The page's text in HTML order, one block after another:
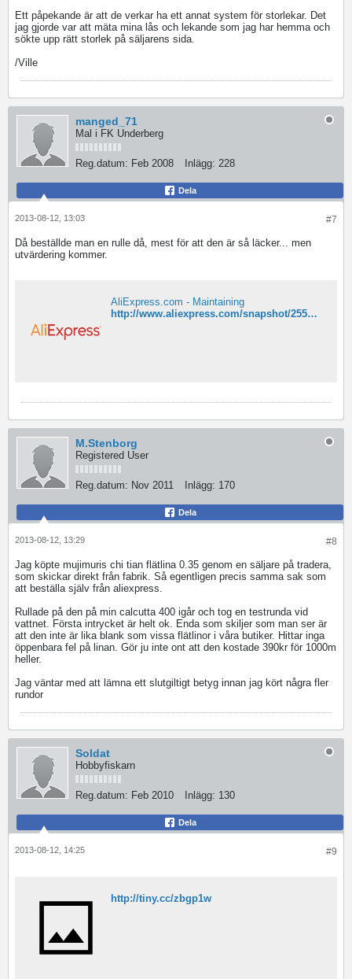
Ett påpekande är att de verkar ha ett annat system för storlekar. Det
jag gjorde var att mäta mina lås och lekande som jag har hemma och
sökte upp rätt storlek på säljarens sida.
/Ville
manged_71
Mal i FK Underberg
Reg.datum: Feb 2008 Inlägg: 228
Dela
#7
2013-08-12, 13:03
Då beställde man en rulle då, mest för att den är så läcker... men
utvärdering kommer.
AliExpress.com - Maintaining
http://www.aliexpress.com/snapshot/255160989.html
M.Stenborg
Registered User
Reg.datum: Nov 2011 Inlägg: 170
Dela
#8
2013-08-12, 13:29
Jag köpte mujimuris chi tian flätlina 0.35 genom en säljare på tradera,
som skickar direkt från fabrik. Så egentligen precis samma sak som
att beställa själv från aliexpress.
Rullade på den på min calcutta 400 igår och tog en testrunda vid
vattnet. Första intrycket är helt ok. Enda som skiljer som man ser är
att den inte är lika blank som vissa flätlinor i våra butiker. Hittar inga
öppenbara fel på linan. Gör ju inte ont att den kostade 390kr för 1000m
heller.
Jag väntar med att lämna ett slutgiltigt betyg innan jag kört några fler
rundor
Soldat
Hobbyfiskarn
Reg.datum: Feb 2010 Inlägg: 130
Dela
#9
2013-08-12, 14:25
http://tiny.cc/zbgp1w